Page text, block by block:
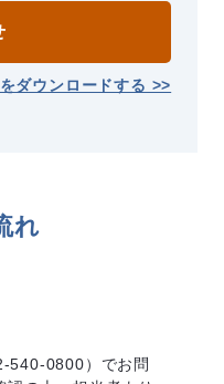
ダウンロードする >>
れ
540-0800）でお問